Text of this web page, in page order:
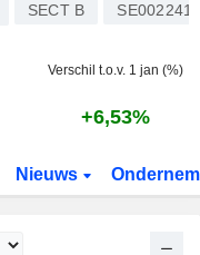
SECT B
Verschil t.o.v. 1 jan (%)
+6,53%
Nieuws